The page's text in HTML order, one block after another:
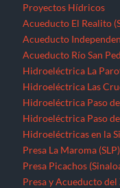
Proyectos Hídricos
Acueducto El Realito
Acueducto
Acueducto Río San
Hidroeléctrica La
Hidroeléctrica Las
Hidroeléctrica Paso
Hidroeléctrica Paso
Hidroeléctricas en la
Presa La Maroma (SLP)
Presa Picachos
Presa y Acueducto